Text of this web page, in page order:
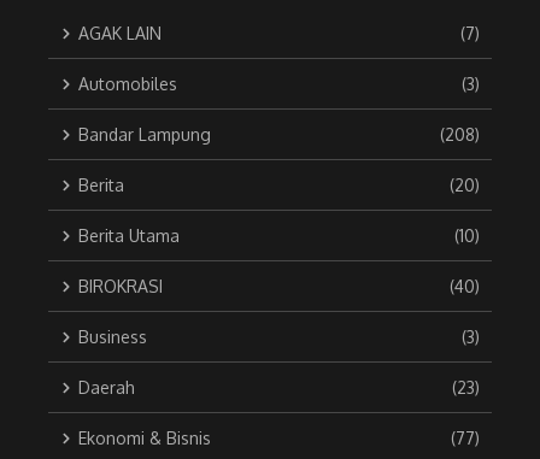
AGAK LAIN (7)
Automobiles (3)
Bandar Lampung (208)
Berita (20)
Berita Utama (10)
BIROKRASI (40)
Business (3)
Daerah (23)
Ekonomi & Bisnis (77)